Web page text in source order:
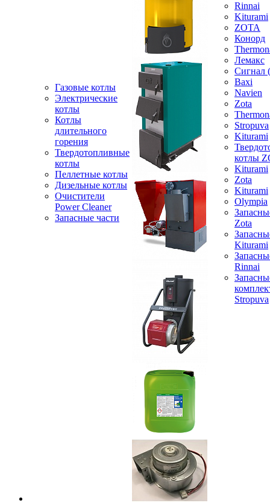
Газовые котлы
Электрические
котлы
Котлы
длительного
горения
Твердотопливные
котлы
Пеллетные котлы
Дизельные котлы
Очистители
Power Cleaner
Запасные части
Rinnai
Kiturami
ZOTA
Конорд
Лемакс
Baxi
Navien
Zota
Stropuva
Kiturami
котлы
Kiturami
Zota
Kiturami
Olympia
Zota
Kiturami
Rinnai
Stropuva